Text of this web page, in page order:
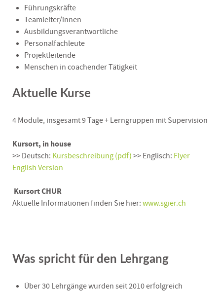
Führungskräfte
Teamleiter/innen
Ausbildungsverantwortliche
Personalfachleute
Projektleitende
Menschen in coachender Tätigkeit
Aktuelle Kurse
4 Module, insgesamt 9 Tage + Lerngruppen mit Supervision
Kursort, in house
>> Deutsch: Kursbeschreibung (pdf) >> Englisch: Flyer
English Version
Kursort CHUR
Aktuelle Informationen finden Sie hier: www.sgier.ch
Was spricht für den Lehrgang
Über 30 Lehrgänge wurden seit 2010 erfolgreich